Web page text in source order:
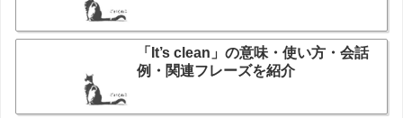
「It’s clean」の意味・使い方・会話
例・関連フレーズを紹介